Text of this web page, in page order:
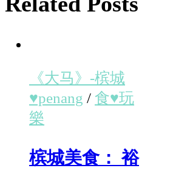
《大马》-槟城
♥penang / 食♥玩
樂
槟城美食： 裕